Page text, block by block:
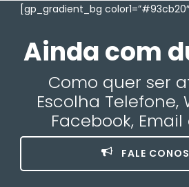
[gp_gradient_bg
Ainda com
Como quer ser
Escolha Telefone,
Facebook,
FALE